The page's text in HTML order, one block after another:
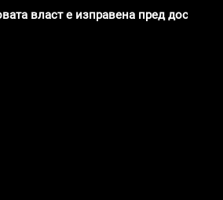
власт е изправена пред доста